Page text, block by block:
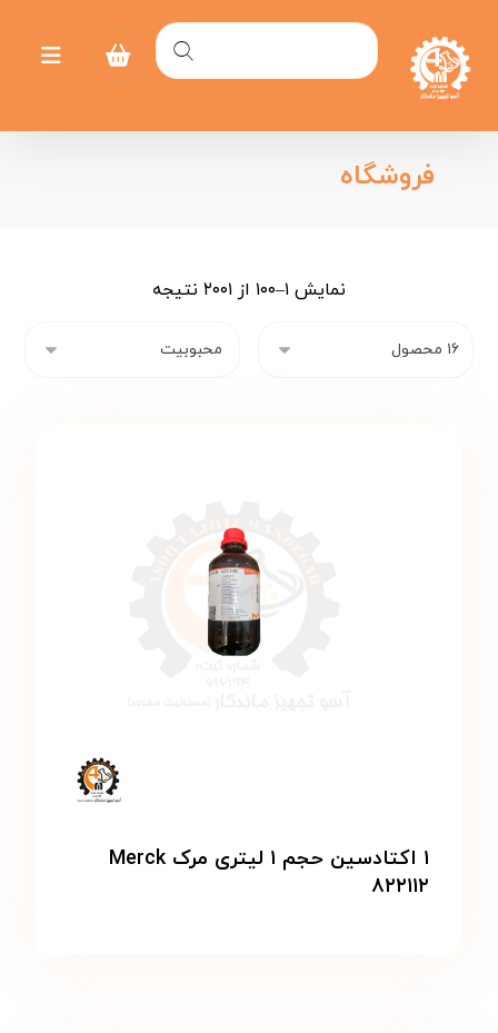
فروشگاه
نمایش ۱–۱۰۰ از ۲۰۰۱ نتیجه
۱ اکتادسین حجم ۱ لیتری مرک Merck
۸۲۲۱۱۲